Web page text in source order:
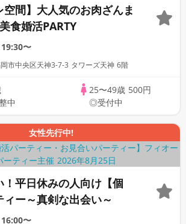
空間】大人気のお肉ざんま
食婚活PARTY
19:30〜
市中央区天神3-7-3 タワーズ天神 6階
中
25〜49歳 500円
◎受付中
女性先行中!
平日休みの人向け【個
ー～真剣な出会い～
16:00〜